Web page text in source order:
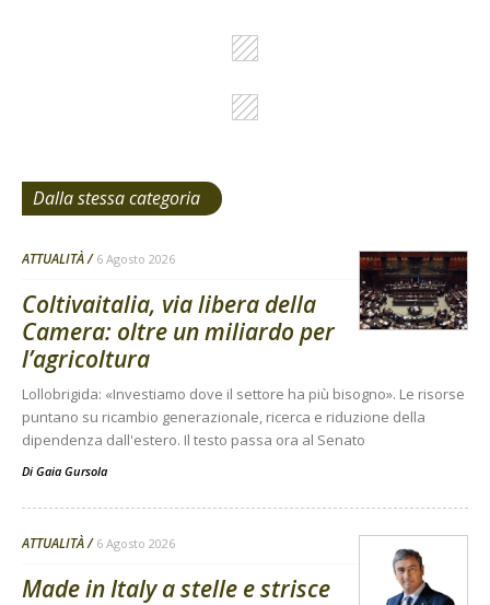
Dalla stessa categoria
ATTUALITÀ 6 Agosto 2026
Coltivaitalia, via libera della
Camera: oltre un miliardo per
l’agricoltura
Lollobrigida: «Investiamo dove il settore ha più bisogno». Le risorse
puntano su ricambio generazionale, ricerca e riduzione della
dipendenza dall'estero. Il testo passa ora al Senato
Di Gaia Gursola
ATTUALITÀ 6 Agosto 2026
Made in Italy a stelle e strisce